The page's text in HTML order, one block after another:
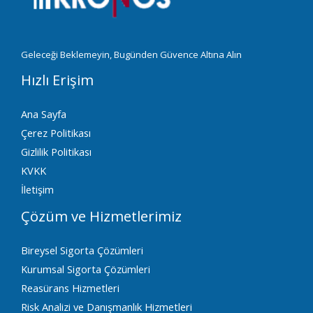
Geleceği Beklemeyin, Bugünden Güvence Altına Alın
Hızlı Erişim
Ana Sayfa
Çerez Politikası
Gizlilik Politikası
KVKK
İletişim
Çözüm ve Hizmetlerimiz
Bireysel Sigorta Çözümleri
Kurumsal Sigorta Çözümleri
Reasürans Hizmetleri
Risk Analizi ve Danışmanlık Hizmetleri